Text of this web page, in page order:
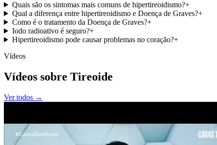
Quais são os sintomas mais comuns de hipertireoidismo?+
Qual a diferença entre hipertireoidismo e Doença de Graves?+
Como é o tratamento da Doença de Graves?+
Iodo radioativo é seguro?+
Hipertireoidismo pode causar problemas no coração?+
Vídeos
Vídeos sobre Tireoide
Ver todos →